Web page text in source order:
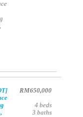
RM650,000
4 beds
3 baths